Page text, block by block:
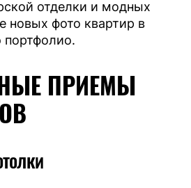
отделки и модных
новых фото квартир в
портфолио.
ПРИЕМЫ